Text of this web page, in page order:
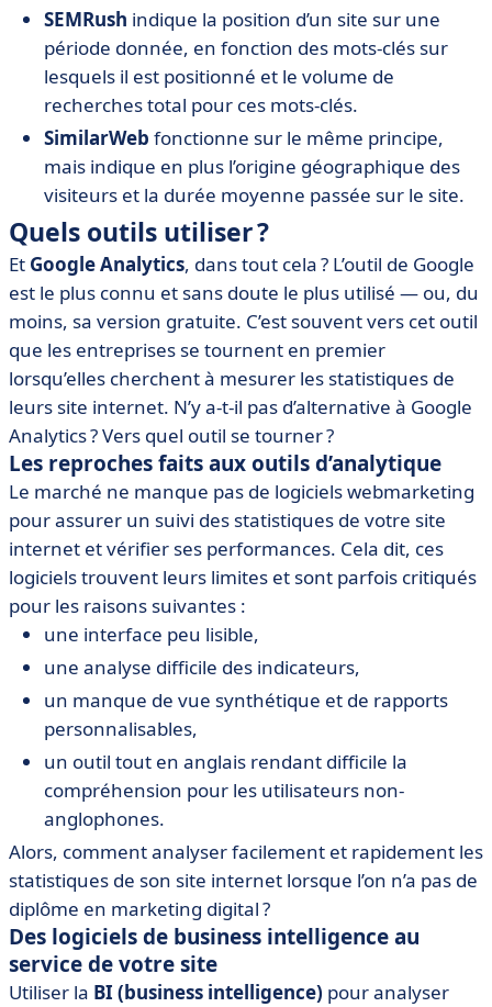
SEMRush indique la position d’un site sur une
période donnée, en fonction des mots-clés sur
lesquels il est positionné et le volume de
recherches total pour ces mots-clés.
SimilarWeb fonctionne sur le même principe,
mais indique en plus l’origine géographique des
visiteurs et la durée moyenne passée sur le site.
Quels outils utiliser ?
Et Google Analytics, dans tout cela ? L’outil de Google
est le plus connu et sans doute le plus utilisé — ou, du
moins, sa version gratuite. C’est souvent vers cet outil
que les entreprises se tournent en premier
lorsqu’elles cherchent à mesurer les statistiques de
leurs site internet. N’y a-t-il pas d’alternative à Google
Analytics ? Vers quel outil se tourner ?
Les reproches faits aux outils d’analytique
Le marché ne manque pas de logiciels webmarketing
pour assurer un suivi des statistiques de votre site
internet et vérifier ses performances. Cela dit, ces
logiciels trouvent leurs limites et sont parfois critiqués
pour les raisons suivantes :
une interface peu lisible,
une analyse difficile des indicateurs,
un manque de vue synthétique et de rapports
personnalisables,
un outil tout en anglais rendant difficile la
compréhension pour les utilisateurs non-
anglophones.
Alors, comment analyser facilement et rapidement les
statistiques de son site internet lorsque l’on n’a pas de
diplôme en marketing digital ?
Des logiciels de business intelligence au
service de votre site
Utiliser la BI (business intelligence) pour analyser